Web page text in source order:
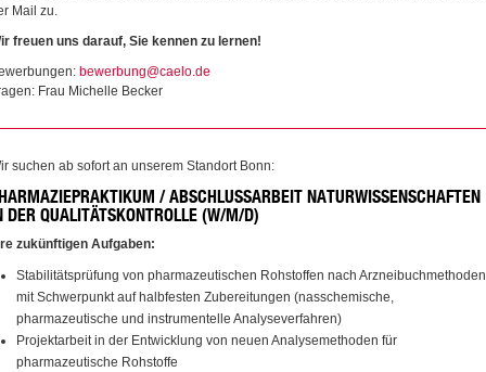
Mail zu.
freuen uns darauf, Sie kennen zu lernen!
bewerbung@caelo.de
Frau Michelle Becker
suchen ab sofort an unserem Standort Bonn:
/ ABSCHLUSSARBEIT NATURWISSENSCHAFTEN
DER QUALITÄTSKONTROLLE (W/M/D)
zukünftigen­ Aufgaben:
Stabilitätsprüfung von pharmazeutischen Rohstoffen nach Arzneibuchmethoden
mit Schwerpunkt auf halbfesten Zubereitungen (nasschemische,
pharmazeutische und instrumentelle Analyseverfahren)
Projektarbeit in der Entwicklung von neuen Analysemethoden für
pharmazeutische Rohstoffe